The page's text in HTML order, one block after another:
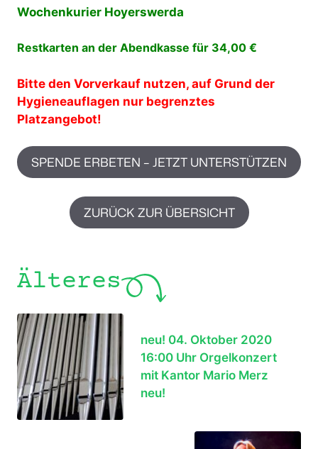
Wochenkurier Hoyerswerda
Restkarten an der Abendkasse für 34,00 €
Bitte den Vorverkauf nutzen, auf Grund der
Hygieneauflagen nur begrenztes
Platzangebot!
SPENDE ERBETEN – JETZT UNTERSTÜTZEN
ZURÜCK ZUR ÜBERSICHT
Älteres
neu! 04. Oktober 2020
16:00 Uhr Orgelkonzert
mit Kantor Mario Merz
neu!